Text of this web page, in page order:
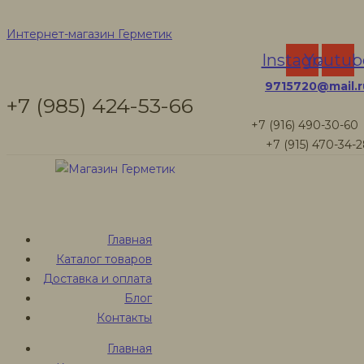
Интернет-магазин Герметик
Instagram
+7 (985) 424-53-66
+7 (916) 490-30-60
+7 (915) 470-34-
Главная
Каталог товаров
Доставка и оплата
Блог
Контакты
Главная
Джут для сруба
межвенцовый
Товары
Джут для конопатки
сруба ш.15 см